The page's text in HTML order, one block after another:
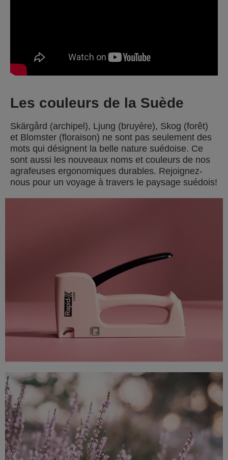
Les couleurs de la Suède
Skärgård (archipel), Ljung (bruyère), Skog (forêt)
et Blomster (floraison) ne sont pas seulement des
mots qui désignent la belle nature suédoise. Ce
sont aussi les nouveaux noms et couleurs de nos
agrafeuses ergonomiques durables. Rejoignez-
nous pour un voyage à travers le paysage suédois!